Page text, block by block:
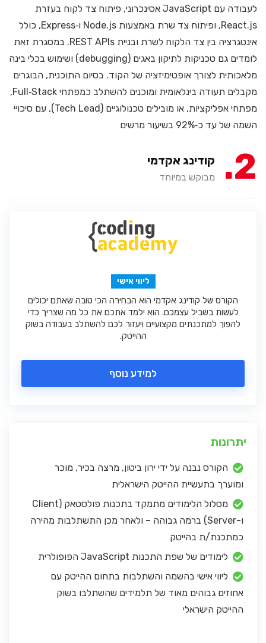
לעבודה עם JavaScript אסינכרוני, פיתוח צד לקוח בעזרת
React.js, ופיתוח צד שרת באמצעות Node.js ו‑Express, כולל
אינטגרציה בין צד הלקוח לשרת ובניית REST APIs. במסגרת זאת
לומדים גם טכניקות לתיקון באגים (debugging) ושימוש בכלי בינה
מלאכותית לצורך אופטימיזציה של הקוד. בסיום התוכנית, הבוגרים
מקבלים תעודה בינלאומית ומוכנים להשתלב כמפתחי Full‑Stack,
מפתחי אפליקציות, או מובילים טכנולוגיים (Tech Lead), עם סיכויי
השמה של עד כ‑92% בשיעור מרשים
2 קודינג אקדמי
מבוקש במיוחד
ליווי אישי
הקורס של קודינג אקדמי הוא הבחירה הכי טובה שאתם יכולים
לעשות בשביל עצמכם. הוא ילמד אתכם את כל מה שצריך כדי
להפוך למתכנתים מקצועיים ויעזור לכם להשתלב בעבודה בשוק
ההייטק.
למידע נוסף
יתרונות
הקורס נבנה על ידי ירון ביטון, מרצה בכיר, מוכר
ומוערך בתעשיית ההייטק הישראלית
מסלול הלימודים מתמקד בתכנות פולסטאק (Client
ו-Server) ברמה גבוהה – ולאחר מכן התשתלבות מהירה
כמתכנת/ת בהייטק
לימודים של שפת התכנות JavaScript הפופולרית
ליווי אישי בהשמה והשתלבות בתחום ההייטק עם
אחוזים גבוהים מאוד של תלמידים שהשתלבו בשוק
ההייטק הישראלי